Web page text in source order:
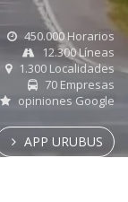
450.000 Horarios
12.300 Líneas
1.300 Localidades
70 Empresas
opiniones Google
APP URUBUS